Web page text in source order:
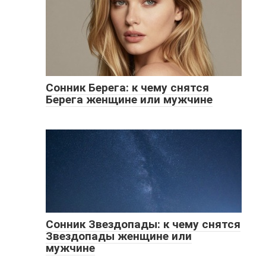
Сонник Берега: к чему снятся
Берега женщине или мужчине
Сонник Звездопады: к чему снятся
Звездопады женщине или
мужчине